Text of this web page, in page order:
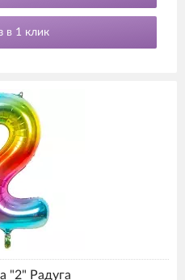
в 1 клик
"2" Радуга